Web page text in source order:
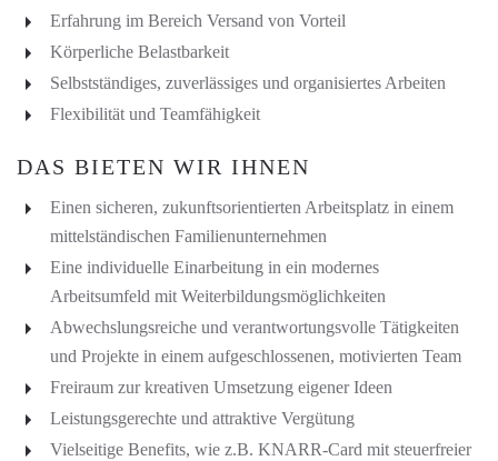
Erfahrung im Bereich Versand von Vorteil
Körperliche Belastbarkeit
Selbstständiges, zuverlässiges und organisiertes Arbeiten
Flexibilität und Teamfähigkeit
DAS BIETEN WIR IHNEN
Einen sicheren, zukunftsorientierten Arbeitsplatz in einem
mittelständischen Familienunternehmen
Eine individuelle Einarbeitung in ein modernes
Arbeitsumfeld mit Weiterbildungsmöglichkeiten
Abwechslungsreiche und verantwortungsvolle Tätigkeiten
und Projekte in einem aufgeschlossenen, motivierten Team
Freiraum zur kreativen Umsetzung eigener Ideen
Leistungsgerechte und attraktive Vergütung
Vielseitige Benefits, wie z.B. KNARR-Card mit steuerfreier